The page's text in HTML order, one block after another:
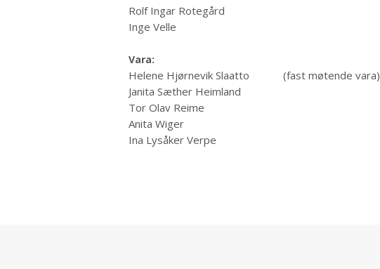
Rolf Ingar Rotegård
Inge Velle
Vara:
Helene Hjørnevik Slaatto (fast møtende vara)
Janita Sæther Heimland
Tor Olav Reime
Anita Wiger
Ina Lysåker Verpe